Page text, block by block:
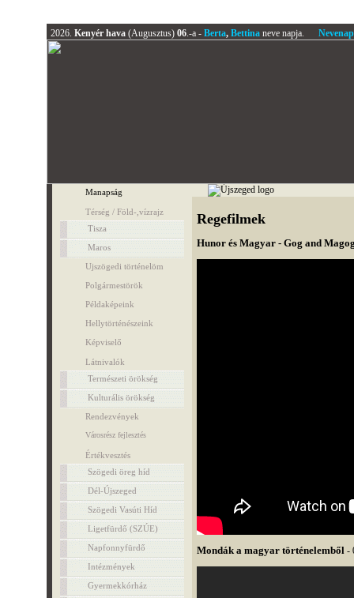
2026. Kenyér hava (Augusztus) 06.-a - Berta, Bettinaneve napja.
Manapság
Térség / Föld-,vízrajz
Tisza
Maros
Ujszögedi történelöm
Polgármestörök
Példaképeink
Hellytörténészeink
Képviselő
Látnivalók
Természeti örökség
Kulturális örökség
Rendezvények
Városrész fejlesztés
Értékvesztés
Szögedi öreg híd
Dél-Újszeged
Szögedi Vasúti Híd
Ligetfürdő (SZÚE)
Napfonnyfürdő
Intézmények
Gyermekkórház
Regefilmek
Hunor és Magyar - Gog and
Mondák a magyar történelemből-